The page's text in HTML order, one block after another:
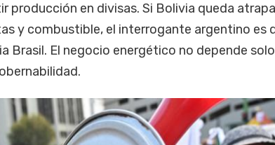
producción en divisas. Si Bolivia queda
y combustible, el interrogante argentino es
Brasil. El negocio energético no depende